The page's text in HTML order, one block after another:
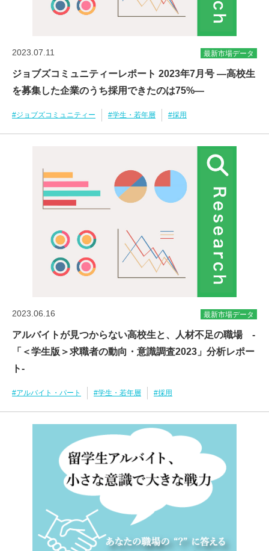
2023.07.11 最新市場データ
ジョブズコミュニティーレポート 2023年7月号 ―高校生
を募集した企業のうち採用できたのは75%―
#ジョブズコミュニティー #学生・若年層 #採用
2023.06.16 最新市場データ
アルバイトが見つからない高校生と、人材不足の職場 -
「＜学生版＞求職者の動向・意識調査2023」分析レポー
ト-
#アルバイト・パート #学生・若年層 #採用